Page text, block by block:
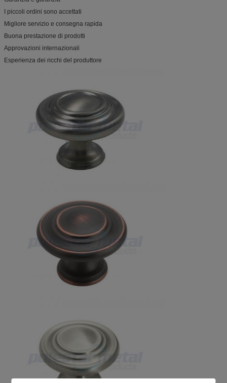
I piccoli ordini sono accettati
Migliore servizio e consegna rapida
Buona prestazione di prodotti
Approvazioni internazionali
Esperienza dei ricchi del produttore